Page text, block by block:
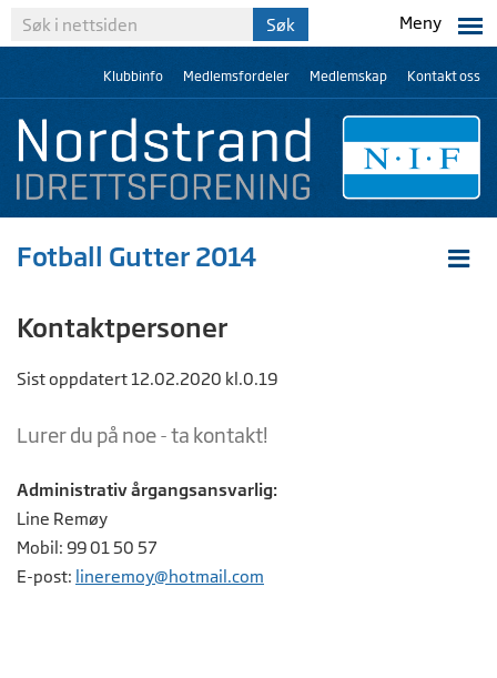
Meny
Klubbinfo Medlemsfordeler Medlemskap Kontakt oss
Fotball Gutter 2014
Kontaktpersoner
Sist oppdatert 12.02.2020 kl.0.19
Lurer du på noe - ta kontakt!
Administrativ årgangsansvarlig:
Line Remøy
Mobil: 99 01 50 57
E-post: lineremoy@hotmail.com